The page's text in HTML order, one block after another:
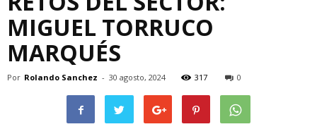
MIGUEL TORRUCO
MARQUÉS
Por Rolando Sanchez - 30 agosto, 2024 317 0